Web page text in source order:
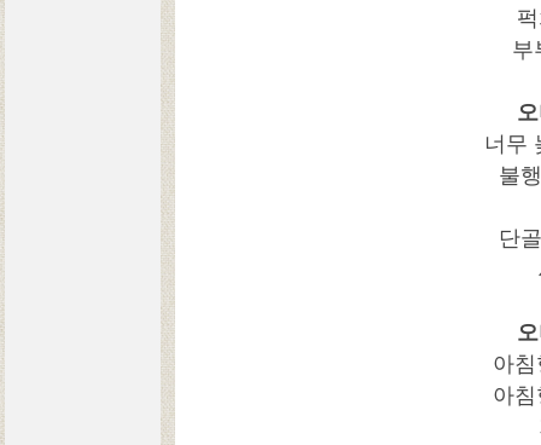
부
너무
불
단
아
아